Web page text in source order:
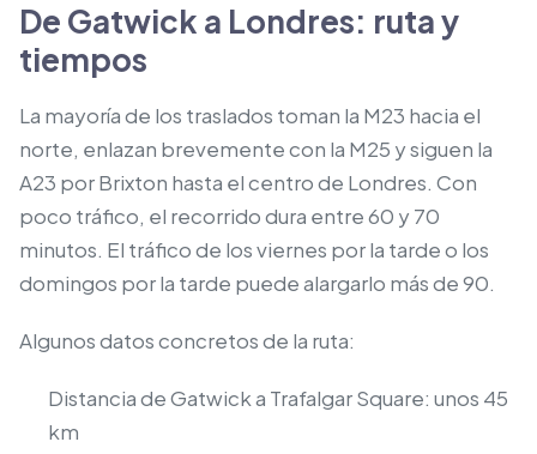
De Gatwick a Londres: ruta y
tiempos
La mayoría de los traslados toman la M23 hacia el
norte, enlazan brevemente con la M25 y siguen la
A23 por Brixton hasta el centro de Londres. Con
poco tráfico, el recorrido dura entre 60 y 70
minutos. El tráfico de los viernes por la tarde o los
domingos por la tarde puede alargarlo más de 90.
Algunos datos concretos de la ruta:
Distancia de Gatwick a Trafalgar Square: unos 45
km